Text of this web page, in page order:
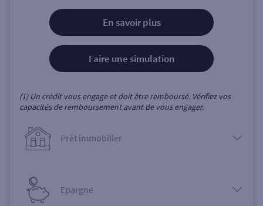
En savoir plus
Faire une simulation
(1) Un crédit vous engage et doit être remboursé. Vérifiez vos
capacités de remboursement avant de vous engager.
Prêt immobilier
Epargne